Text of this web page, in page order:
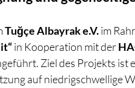
Tuğçe Albayrak e.V. im
in Kooperation mit der
Ziel des Projekts ist
auf niedrigschwellige